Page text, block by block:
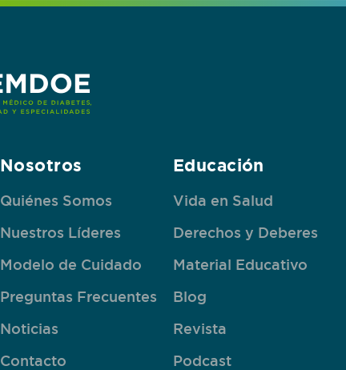
Nosotros
Quiénes Somos
Nuestros Líderes
Modelo de Cuidado
Preguntas Frecuentes
Noticias
Contacto
Educación
Vida en Salud
Derechos y Deberes
Material Educativo
Blog
Revista
Podcast